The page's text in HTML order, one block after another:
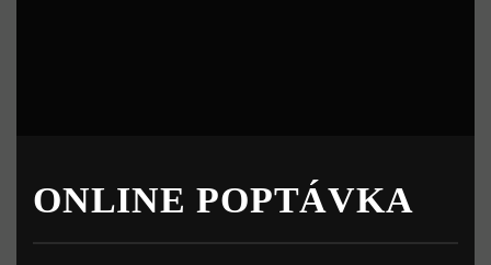
ONLINE POPTÁVKA